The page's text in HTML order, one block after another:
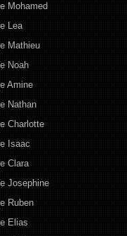
Mohamed
Lea
Mathieu
Noah
Amine
Nathan
Charlotte
Isaac
Clara
Josephine
Ruben
Elias